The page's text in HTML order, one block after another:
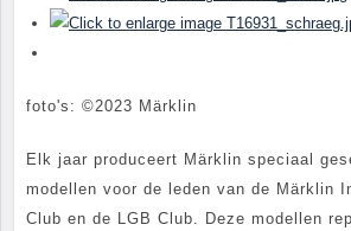
foto's: ©2023 Märklin
Elk jaar produceert Märklin speciaal
modellen voor de leden van de Märklin
Club en de LGB Club. Deze modellen